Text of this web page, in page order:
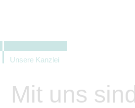
Unsere Kanzlei
Mit uns